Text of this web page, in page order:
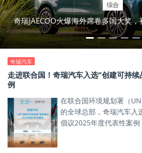
综合
奇瑞JAECOO火爆海外席卷多国大奖，
奇瑞汽车
走进联合国！奇瑞汽车入选“创建可持
例
在联合国环境规划署（
的全球总部，奇瑞汽车入
倡议2025年度代表性案